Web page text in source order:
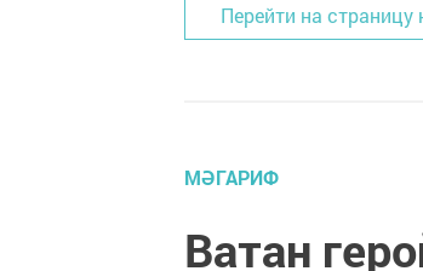
Перейти на страницу
МӘГАРИФ
Ватан